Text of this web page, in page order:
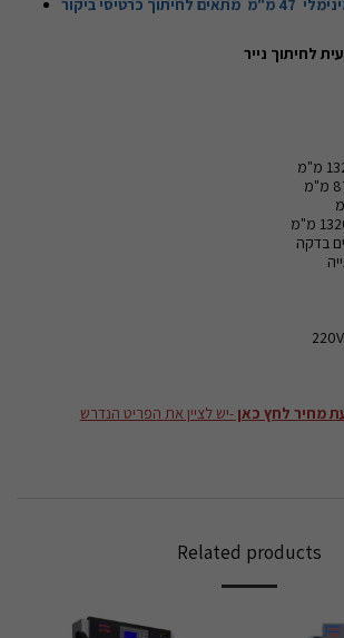
לחיתוך נייר
מ"מ
מ"מ
מחיר לחץ כאן-יש לציין את הפריט הנדרש
Related products